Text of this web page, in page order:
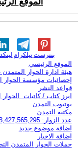
تيلكرامبنترست
الموقع الرئيسي
هيئة ادارة الحوار المتمدن
إحصائيات مؤسسة الحوار
قواعد النشر
ابرز كتاب / كاتبات الحوار
يوتيوب التمدن
مكتبة التمدن
عدد الزوار: 3,427,565,295
اضافة موضوع جديد
اضافة الاخبار
حملات الحوار المتمدن